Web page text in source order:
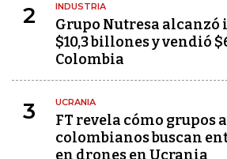
2 INDUSTRIA
Grupo Nutresa alcanzó
$10,3 billones y vendió
Colombia
3 UCRANIA
FT revela cómo grupos
colombianos buscan
en drones en Ucrania